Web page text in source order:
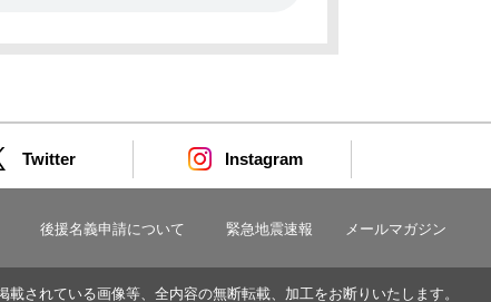
Twitter Instagram
後援名義申請について 緊急地震速報 メールマガジン
載されている画像等、全内容の無断転載、加工をお断りいたします。